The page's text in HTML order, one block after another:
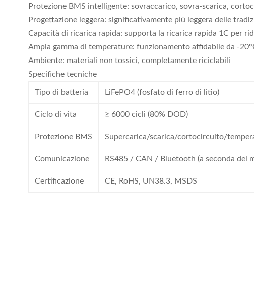
Protezione BMS intelligente: sovraccarico, sovra-scarica,
Progettazione leggera: significativamente più leggera delle
Capacità di ricarica rapida: supporta la ricarica rapida 1C per
Ampia gamma di temperature: funzionamento affidabile da -
Ambiente: materiali non tossici, completamente riciclabili
Specifiche tecniche
Tipo di batteria LiFePO4 (fosfato di ferro di litio)
Ciclo di vita ≥ 6000 cicli (80% DOD)
Protezione BMS Supercarica/scarica/cortocircuito/
Comunicazione RS485 / CAN / Bluetooth (a seconda del
Certificazione CE, RoHS, UN38.3, MSDS